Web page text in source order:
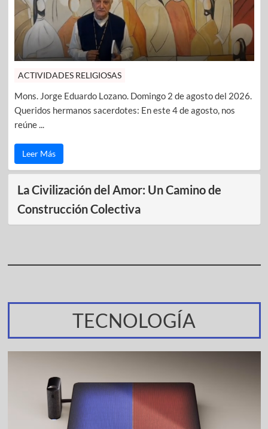
ACTIVIDADES RELIGIOSAS
Mons. Jorge Eduardo Lozano. Domingo 2 de agosto del 2026.
Queridos hermanos sacerdotes: En este 4 de agosto, nos
reúne ...
Leer Más
La Civilización del Amor: Un Camino de
Construcción Colectiva
TECNOLOGÍA